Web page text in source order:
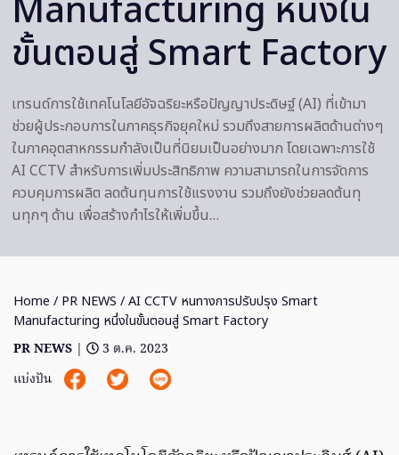
Manufacturing หนึ่งใน
ขั้นตอนสู่ Smart Factory
เทรนด์การใช้เทคโนโลยีอัจฉริยะหรือปัญญาประดิษฐ์ (AI) ที่เข้ามา
ช่วยผู้ประกอบการในภาคธุรกิจยุคใหม่ รวมถึงสายการผลิตด้านต่างๆ
ในภาคอุตสาหกรรมกำลังเป็นที่นิยมเป็นอย่างมาก โดยเฉพาะการใช้
AI CCTV สำหรับการเพิ่มประสิทธิภาพ ความสามารถในการจัดการ
ควบคุมการผลิต ลดต้นทุนการใช้แรงงาน รวมถึงยังช่วยลดต้นทุ
นทุกๆ ด้าน เพื่อสร้างกำไรให้เพิ่มขึ้น…
Home / PR NEWS / AI CCTV หนทางการปรับปรุง Smart
Manufacturing หนึ่งในขั้นตอนสู่ Smart Factory
PR NEWS |
3 ต.ค. 2023
แบ่งปัน